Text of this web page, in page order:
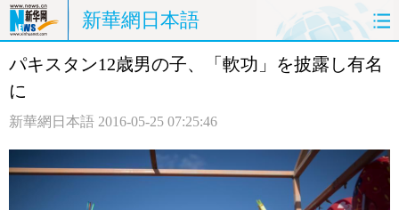
新華網日本語
ホームページ 政治 経済
評論 写真
中日対訳
パキスタン12歳男の子、「軟功」を披露し有名
に
新華網日本語 2016-05-25 07:25:46